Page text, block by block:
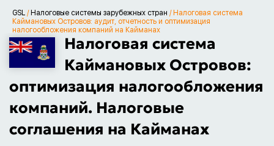
GSL / Налоговые системы зарубежных стран / Налоговая система
Каймановых Островов: аудит, отчетность и оптимизация
налогообложения компаний на Кайманах
Налоговая система
Каймановых Островов:
оптимизация налогообложения
компаний. Налоговые
соглашения на Кайманах